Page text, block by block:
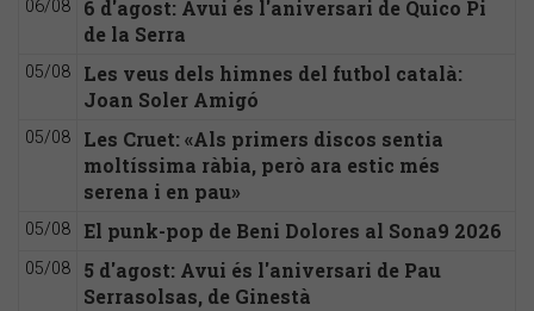
06/08
6 d'agost: Avui és l'aniversari de Quico Pi
de la Serra
05/08
Les veus dels himnes del futbol català:
Joan Soler Amigó
05/08
Les Cruet: «Als primers discos sentia
moltíssima ràbia, però ara estic més
serena i en pau»
05/08 El punk-pop de Beni Dolores al Sona9 2026
05/08
5 d'agost: Avui és l'aniversari de Pau
Serrasolsas, de Ginestà